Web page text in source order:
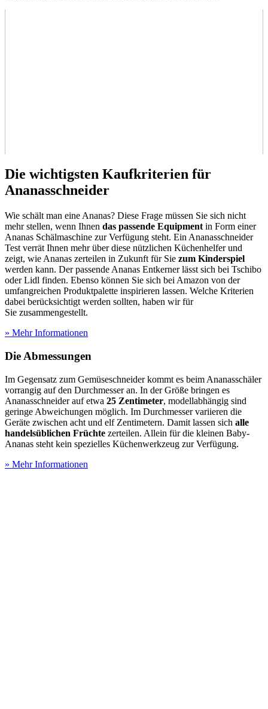
Die wichtigsten Kaufkriterien für
Ananasschneider
Wie schält man eine Ananas? Diese Frage müssen Sie sich nicht
mehr stellen, wenn Ihnen das passende Equipment in Form einer
Ananas Schälmaschine zur Verfügung steht. Ein Ananasschneider
Test verrät Ihnen mehr über diese nützlichen Küchenhelfer und
zeigt, wie Ananas zerteilen in Zukunft für Sie zum Kinderspiel
werden kann. Der passende Ananas Entkerner lässt sich bei Tschibo
oder Lidl finden. Ebenso können Sie sich bei Amazon von der
umfangreichen Produktpalette inspirieren lassen. Welche Kriterien
dabei berücksichtigt werden sollten, haben wir für
Sie zusammengestellt.
» Mehr Informationen
Die Abmessungen
Im Gegensatz zum Gemüseschneider kommt es beim Ananasschäler
vorrangig auf den Durchmesser an. In der Größe bringen es
Ananasschneider auf etwa 25 Zentimeter, modellabhängig sind
geringe Abweichungen möglich. Im Durchmesser variieren die
Geräte zwischen acht und elf Zentimetern. Damit lassen sich alle
handelsüblichen Früchte zerteilen. Allein für die kleinen Baby-
Ananas steht kein spezielles Küchenwerkzeug zur Verfügung.
» Mehr Informationen